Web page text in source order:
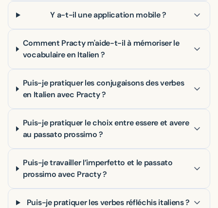
Y a-t-il une application mobile ?
Comment Practy m'aide-t-il à mémoriser le
vocabulaire en Italien ?
Puis-je pratiquer les conjugaisons des verbes
en Italien avec Practy ?
Puis-je pratiquer le choix entre essere et avere
au passato prossimo ?
Puis-je travailler l’imperfetto et le passato
prossimo avec Practy ?
Puis-je pratiquer les verbes réfléchis italiens ?